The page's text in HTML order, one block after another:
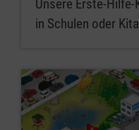
Unsere Erste-
in Schulen oder